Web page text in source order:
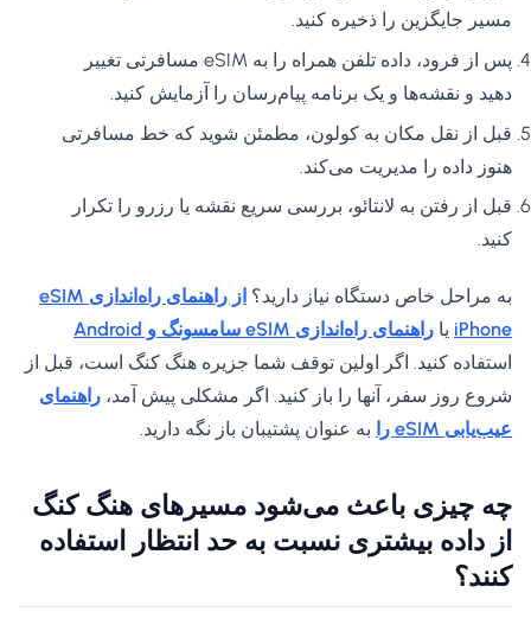
مسیر جایگزین را ذخیره کنید.
پس از فرود، داده تلفن همراه را به eSIM مسافرتی تغییر
دهید و نقشه‌ها و یک برنامه پیام‌رسان را آزمایش کنید.
قبل از نقل مکان به کولون، مطمئن شوید که خط مسافرتی
هنوز داده را مدیریت می‌کند.
قبل از رفتن به لانتائو، بررسی سریع نقشه یا رزرو را تکرار
کنید.
به مراحل خاص دستگاه نیاز دارید؟
از راهنمای راه‌اندازی eSIM
iPhone یا راهنمای راه‌اندازی eSIM سامسونگ و Android
استفاده کنید. اگر اولین توقف شما جزیره هنگ کنگ است، قبل از
شروع روز سفر، آنها را باز کنید. اگر مشکلی پیش آمد، راهنمای
عیب‌یابی eSIM را
به عنوان پشتیبان باز نگه دارید.
چه چیزی باعث می‌شود مسیرهای هنگ کنگ
از داده بیشتری نسبت به حد انتظار استفاده
کنند؟